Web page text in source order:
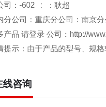
司
：-602 : ：耿超
分公司：重庆分公司：南京
产品 请登录 公司： http://
提示：由于产品的型号、规
线咨询